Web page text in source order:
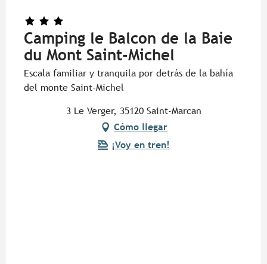
Camping le Balcon de la Baie
du Mont Saint-Michel
Escala familiar y tranquila por detrás de la bahía
del monte Saint-Michel
3 Le Verger, 35120 Saint-Marcan
Cómo llegar
¡Voy en tren!